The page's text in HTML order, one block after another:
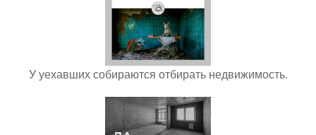
У уехавших собираются отбирать недвижимость.